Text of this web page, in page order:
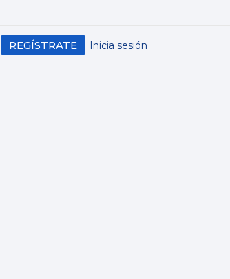
Inicia sesión
REGÍSTRATE